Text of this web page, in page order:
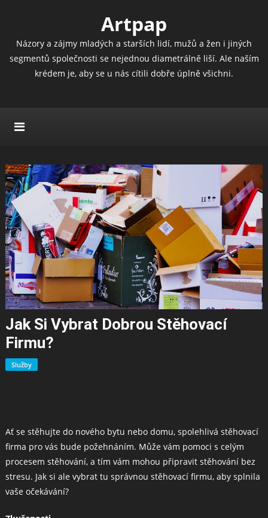
Artpap
Názory a zájmy mladých a starších lidí, mužů a žen i jiných
segmentů společnosti se nejednou diametrálně liší. Ale naším
krédem je, aby se u nás cítili dobře úplně všichni.
Jak Si Vybrat Dobrou Stěhovací
Firmu?
Služby
Ať se stěhujte do nového bytu nebo domu, spolehlivá stěhovací
firma pro vás bude požehnáním. Může vám pomoci s celým
procesem stěhování, a tím vám mohou připravit stěhování bez
stresu. Jak si ale vybrat tu správnou stěhovací firmu, aby splnila
vaše očekávání?